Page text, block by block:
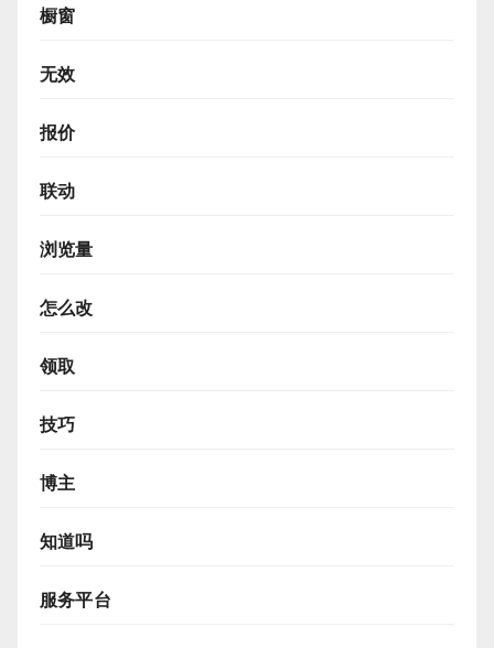
橱窗
无效
报价
联动
浏览量
怎么改
领取
技巧
博主
知道吗
服务平台